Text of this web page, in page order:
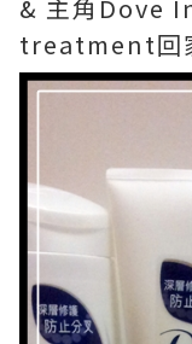
& 主角Dove
treatment回